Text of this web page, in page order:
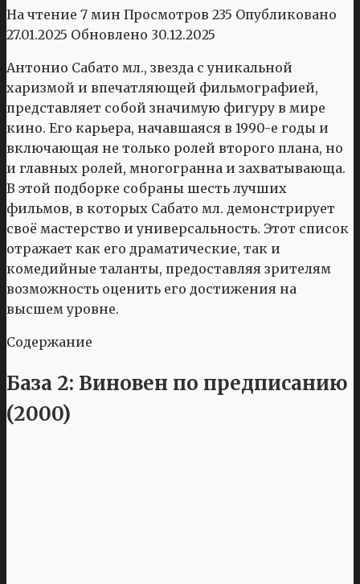
На чтение 7 мин Просмотров 235 Опубликовано
27.01.2025 Обновлено 30.12.2025
Антонио Сабато мл., звезда с уникальной
харизмой и впечатляющей фильмографией,
представляет собой значимую фигуру в мире
кино. Его карьера, начавшаяся в 1990-е годы и
включающая не только ролей второго плана, но
и главных ролей, многогранна и захватывающа.
В этой подборке собраны шесть лучших
фильмов, в которых Сабато мл. демонстрирует
своё мастерство и универсальность. Этот список
отражает как его драматические, так и
комедийные таланты, предоставляя зрителям
возможность оценить его достижения на
высшем уровне.
Содержание
База 2: Виновен по предписанию
(2000)